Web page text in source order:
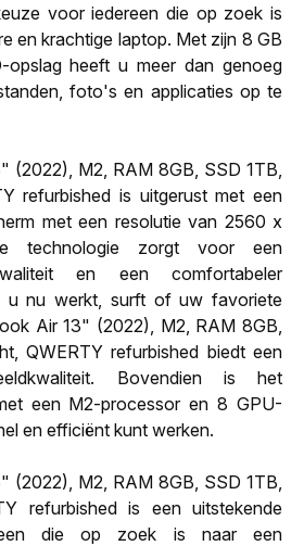
voor iedereen die op zoek is
en krachtige laptop. Met zijn 8 GB
heeft u meer dan genoeg
foto's en applicaties op te
(2022), M2, RAM 8GB, SSD 1TB,
refurbished is uitgerust met een
met een resolutie van 2560 x
technologie zorgt voor een
en een comfortabeler
u nu werkt, surft of uw favoriete
Air 13" (2022), M2, RAM 8GB,
QWERTY refurbished biedt een
Bovendien is het
een M2-processor en 8 GPU-
en efficiënt kunt werken.
(2022), M2, RAM 8GB, SSD 1TB,
refurbished is een uitstekende
die op zoek is naar een